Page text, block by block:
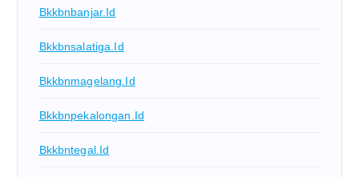
Bkkbnbanjar.id
Bkkbnsalatiga.id
Bkkbnmagelang.id
Bkkbnpekalongan.id
Bkkbntegal.id